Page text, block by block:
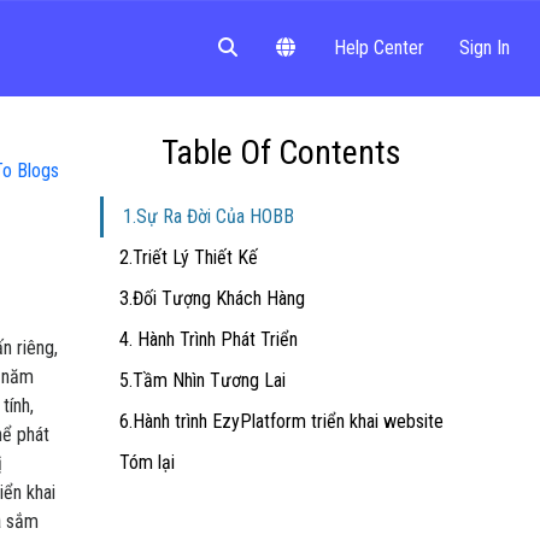
Help Center Sign In
Blogs
riêng,
phát
khai
sắm
Table Of Contents
1.Sự Ra Đời Của HOBB
2.Triết Lý Thiết Kế
3.Đối Tượng Khách Hàng
4. Hành Trình Phát Triển
5.Tầm Nhìn Tương Lai
6.Hành trình EzyPlatform triển khai website
Tóm lại